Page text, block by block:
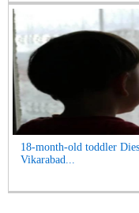
18-month-old toddler
Vikarabad...